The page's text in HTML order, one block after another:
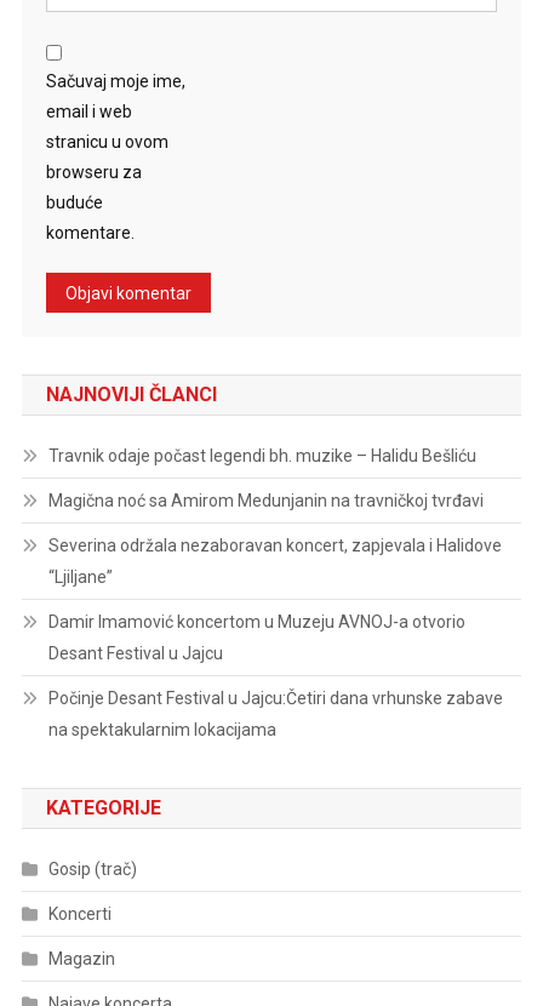
Sačuvaj moje ime,
email i web
stranicu u ovom
browseru za
buduće
komentare.
NAJNOVIJI ČLANCI
Travnik odaje počast legendi bh. muzike – Halidu Bešliću
Magična noć sa Amirom Medunjanin na travničkoj tvrđavi
Severina održala nezaboravan koncert, zapjevala i Halidove
“Ljiljane”
Damir Imamović koncertom u Muzeju AVNOJ-a otvorio
Desant Festival u Jajcu
Počinje Desant Festival u Jajcu:Četiri dana vrhunske zabave
na spektakularnim lokacijama
KATEGORIJE
Gosip (trač)
Koncerti
Magazin